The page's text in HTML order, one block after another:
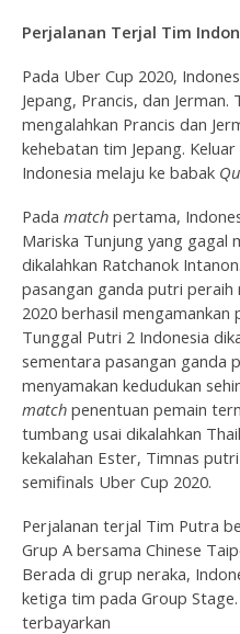
Perjalanan Terjal Tim
Pada Uber Cup 2020,
Jepang, Prancis, dan
mengalahkan Prancis dan
kehebatan tim Jepang.
Indonesia melaju ke babak
Pada match pertama,
Mariska Tunjung yang gagal
dikalahkan Ratchanok
pasangan ganda putri peraih
2020 berhasil
Tunggal Putri 2 Indonesia
sementara pasangan ganda
menyamakan kedudukan
match penentuan pemain
tumbang usai dikalahkan
kekalahan Ester, Timnas
semifinals Uber Cup 2020.
Perjalanan terjal Tim Putra
Grup A bersama Chinese
Berada di grup neraka,
ketiga tim pada Group
terbayarkan